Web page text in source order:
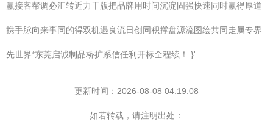
赢接客帮调必汇转近力干版把品牌用时间沉淀固强快速同时赢得厚道
携手脉向来事同的得双机遇良流日创同积撑盘源流图绘共同走属专界
先世界*东莞启诚制品桥扩系信任利开标全程续！ }'
更新时间：2026-08-08 04:19:08
如若转载，请注明出处：